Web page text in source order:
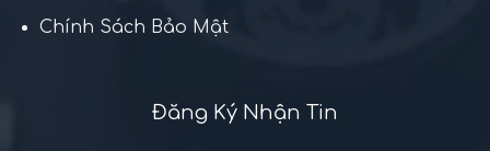
Chính Sách Bảo Mật
Đăng Ký Nhận Tin